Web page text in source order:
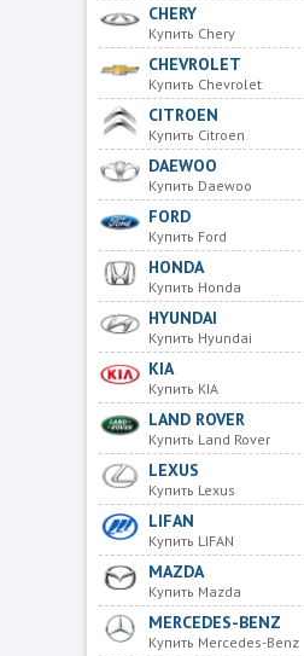
CHERY
Купить Chery
CHEVROLET
Купить Chevrolet
CITROEN
Купить Citroen
DAEWOO
Купить Daewoo
FORD
Купить Ford
HONDA
Купить Honda
HYUNDAI
Купить Hyundai
KIA
Купить KIA
LAND ROVER
Купить Land Rover
LEXUS
Купить Lexus
LIFAN
Купить LIFAN
MAZDA
Купить Mazda
MERCEDES-BENZ
Купить Mercedes-Benz